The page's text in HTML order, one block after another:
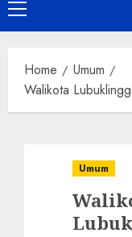
Primary
Menu
Home
Umum
Walikota
Umum